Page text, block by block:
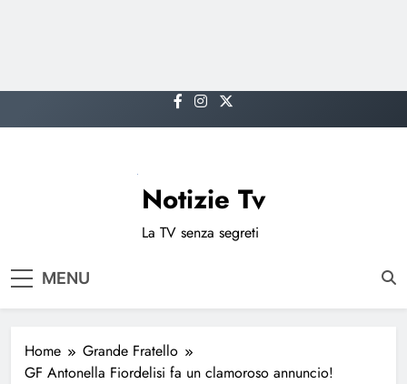
to
Notizie Tv
La TV senza segreti
MENU
Home
Grande Fratello
GF Antonella Fiordelisi fa un clamoroso annuncio!